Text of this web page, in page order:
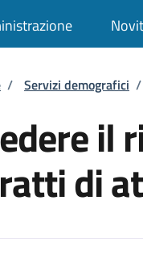
di
/ Servizi demografici /
il
di